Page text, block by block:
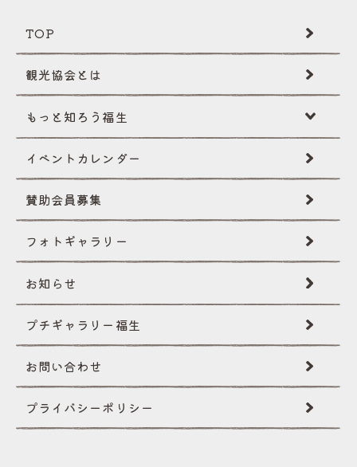
TOP
観光協会とは
もっと知ろう福生
福生ミニ辞典
伝統･文化
創作民話
文化財
国際性･イベント
自然･景観
イベントギャラリー
イベントカレンダー
賛助会員募集
フォトギャラリー
お知らせ
プチギャラリー福生
お問い合わせ
プライバシーポリシー